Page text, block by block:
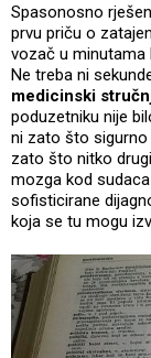
Spasonosno
prvu priču o
vozač u minutama
Ne treba ni
medicinski
poduzetniku nije
ni zato što sigurno
zato što nitko
mozga kod
sofisticirane
koja se tu mogu